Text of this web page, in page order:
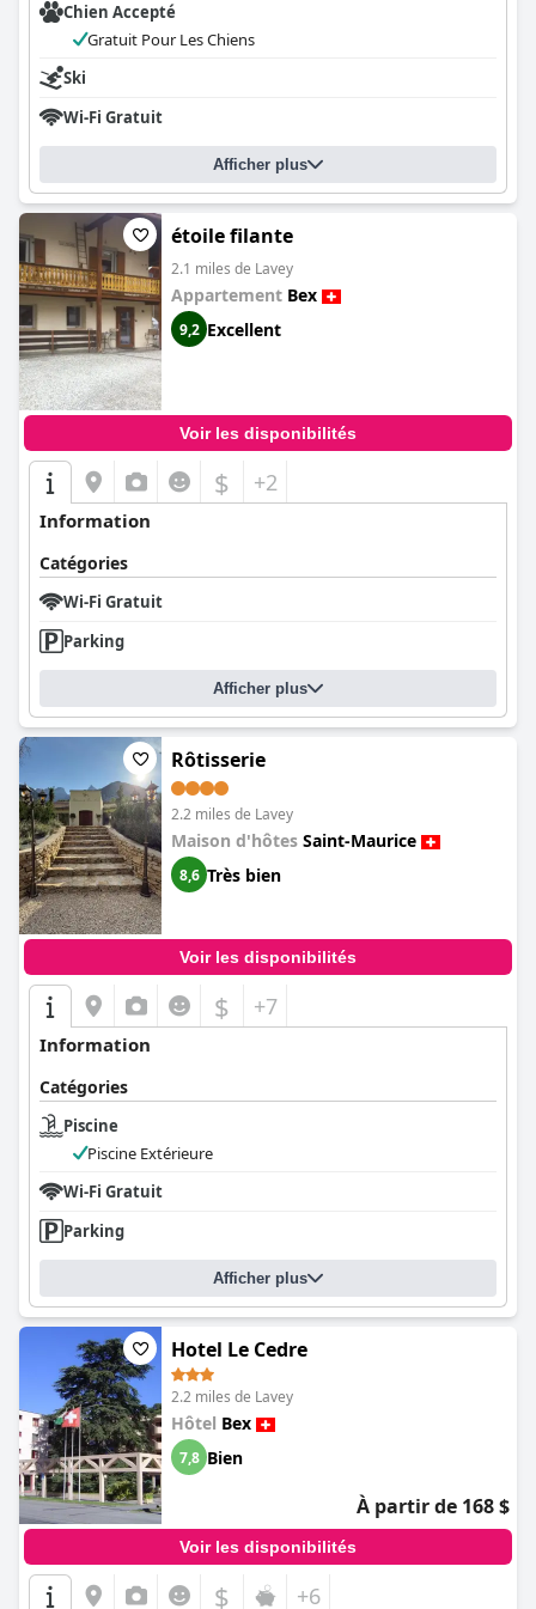
Chien Accepté
Gratuit Pour Les Chiens
Ski
Wi-Fi Gratuit
Afficher plus
étoile filante
2.1 miles de Lavey
Appartement Bex
9,2 Excellent
Voir les disponibilités
$ +2
Information
Catégories
Wi-Fi Gratuit
Parking
Afficher plus
Rôtisserie
2.2 miles de Lavey
Maison d'hôtes Saint-Maurice
8,6 Très bien
Voir les disponibilités
$ +7
Information
Catégories
Piscine
Piscine Extérieure
Wi-Fi Gratuit
Parking
Afficher plus
Hotel Le Cedre
2.2 miles de Lavey
Hôtel Bex
7,8 Bien
À partir de 168 $
Voir les disponibilités
$ +6